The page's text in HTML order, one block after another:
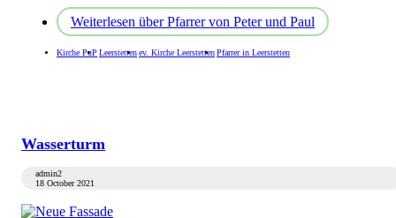
Weiterlesen über Pfarrer von Peter und Paul
Kirche PuP Leerstettenev. Kirche LeerstettenPfarrer in Leerstetten
Wasserturm
admin2
18 October 2021